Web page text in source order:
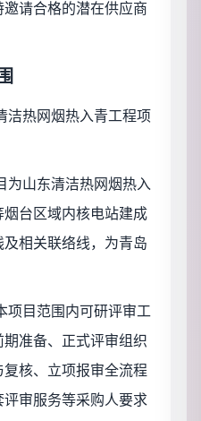
请合格的潜在供应商
洁热网烟热入青工程项
为山东清洁热网烟热入
台区域内核电站建成
相关联络线，为青岛
项目范围内可研评审工
准备、正式评审组织
核、立项报审全流程
审服务等采购人要求